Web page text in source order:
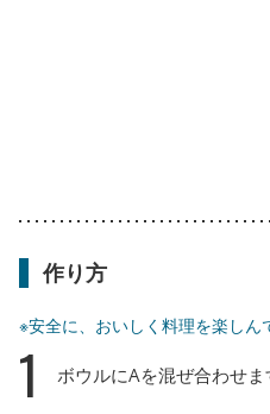
作り方
※安全に、おいしく料理を楽しん
1 ボウルにAを混ぜ合わせま